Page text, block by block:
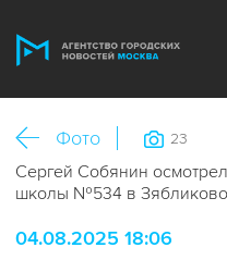
Фото
Сергей Собянин
школы №534 в Зябликово
23
04.08.2025 18:06